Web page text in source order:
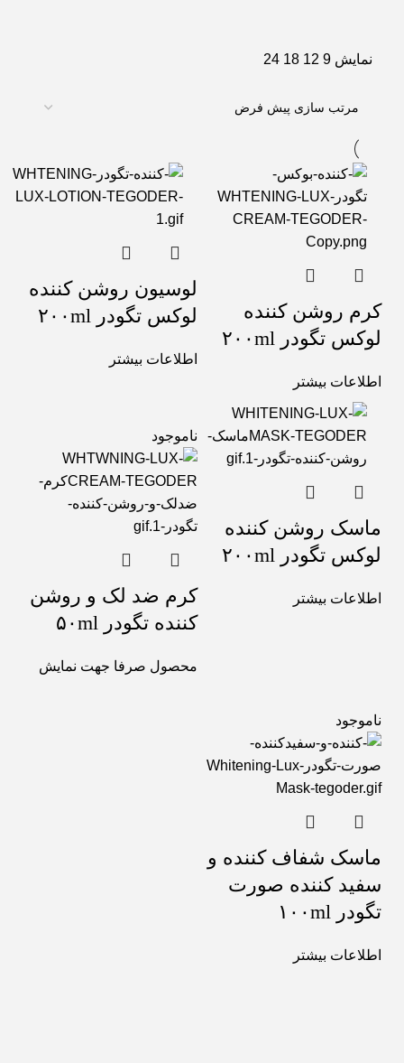
نمایش 9
12
18
24
کرم روشن کننده
لوکس تگودر ۲۰۰ml
اطلاعات بیشتر
لوسیون روشن کننده
لوکس تگودر ۲۰۰ml
اطلاعات بیشتر
ماسک روشن کننده
لوکس تگودر ۲۰۰ml
اطلاعات بیشتر
ناموجود
کرم ضد لک و روشن
کننده تگودر ۵۰ml
محصول صرفا جهت نمایش
ناموجود
ماسک شفاف کننده و
سفید کننده صورت
تگودر ۱۰۰ml
اطلاعات بیشتر